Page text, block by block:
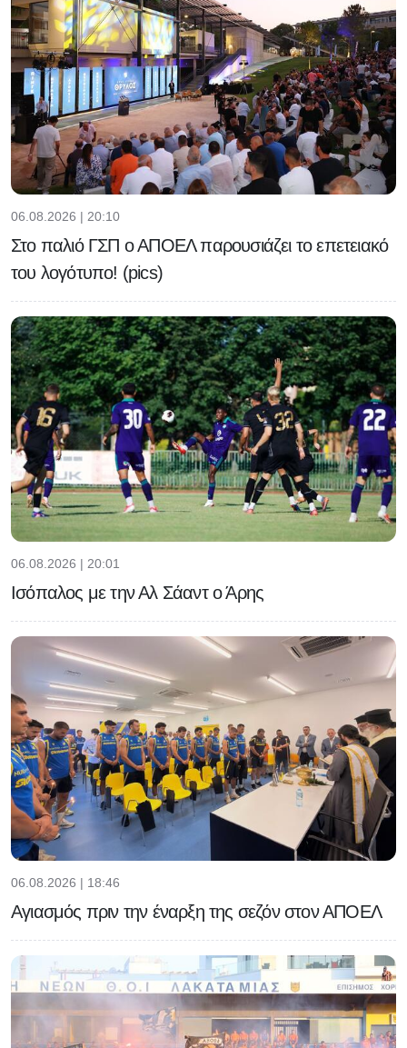
06.08.2026 | 20:10
Στο παλιό ΓΣΠ ο ΑΠΟΕΛ παρουσιάζει το επετειακό
του λογότυπο! (pics)
06.08.2026 | 20:01
Ισόπαλος με την Αλ Σάαντ ο Άρης
06.08.2026 | 18:46
Αγιασμός πριν την έναρξη της σεζόν στον ΑΠΟΕΛ